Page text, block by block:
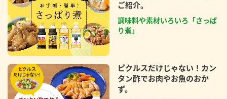
ご紹介。
調味料や素材いろいろ「さっぱ
り煮」
ピクルスだけじゃない！カン
タン酢でお肉やお魚のおか
ず。